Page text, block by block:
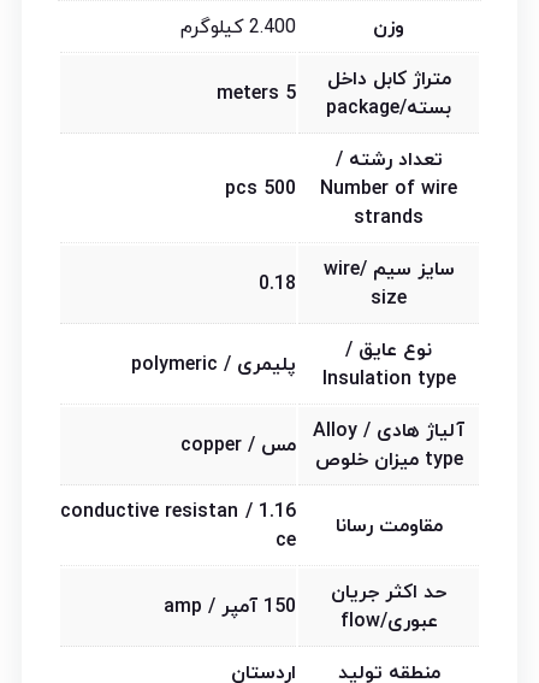
وزن
2.400 کیلوگرم
متراژ کابل داخل
بسته/package
5 meters
تعداد رشته /
Number of wire
strands
500 pcs
سایز سیم /wire
size
0.18
نوع عایق /
Insulation type
پلیمری / polymeric
آلیاژ هادی / Alloy
type میزان خلوص
مس / copper
مقاومت رسانا
1.16 / conductive resistan
ce
حد اکثر جریان
عبوری/flow
150 آمپر / amp
منطقه تولید اردستان